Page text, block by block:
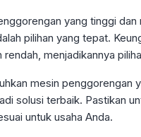
yang tinggi
pilihan yang tepat.
menjadikannya
mesin penggorengan
solusi terbaik. Pastikan
untuk usaha Anda.